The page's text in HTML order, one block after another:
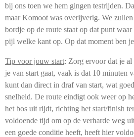
bij ons toen we hem gingen testrijden.
maar Komoot was overijverig. We
bordje op de route staat op dat punt
pijl welke kant op. Op dat moment ben
Tip voor jouw start: Zorg ervoor dat je
je van start gaat, vaak is dat 10 minuten
kunt dan direct in draf van start, wat
snelheid. De route eindigt ook weer op
het bos uit rijdt, richting het start/finish
voldoende tijd om op de verharde weg
een goede conditie heeft, heeft hier